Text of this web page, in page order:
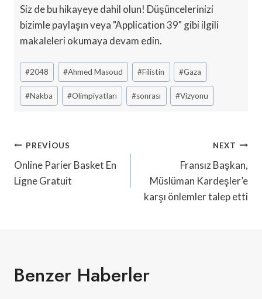
Siz de bu hikayeye dahil olun! Düşüncelerinizi
bizimle paylaşın veya "Application 39" gibi ilgili
makaleleri okumaya devam edin.
Post
Tags:
#2048 #Ahmed Masoud #Filistin #Gaza
#Nakba #Olimpiyatları #sonrası #Vizyonu
Yazı
Gezinmesi
PREVIOUS
Online Parier Basket En
Ligne Gratuit
NEXT
Fransız Başkan,
Müslüman Kardeşler’e
karşı önlemler talep etti
Benzer Haberler